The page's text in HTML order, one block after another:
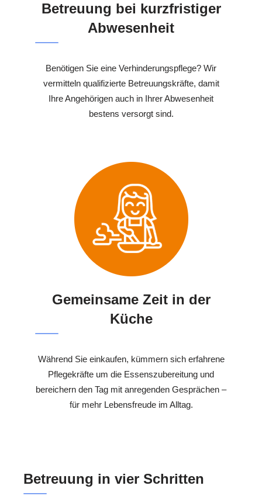
Betreuung bei kurzfristiger
Abwesenheit
Benötigen Sie eine Verhinderungspflege? Wir
vermitteln qualifizierte Betreuungskräfte, damit
Ihre Angehörigen auch in Ihrer Abwesenheit
bestens versorgt sind.
Gemeinsame Zeit in der
Küche
Während Sie einkaufen, kümmern sich erfahrene
Pflegekräfte um die Essenszubereitung und
bereichern den Tag mit anregenden Gesprächen –
für mehr Lebensfreude im Alltag.
Betreuung in vier Schritten